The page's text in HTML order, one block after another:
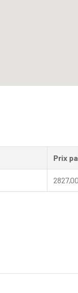
Prix
2827,00